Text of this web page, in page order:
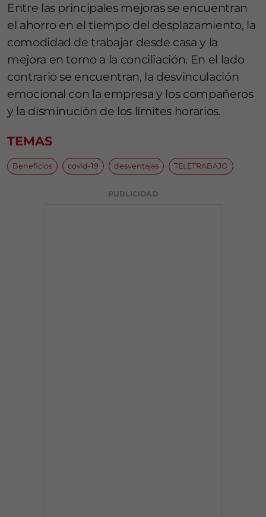
Entre las principales mejoras se encuentran
el ahorro en el tiempo del desplazamiento, la
comodidad de trabajar desde casa y la
mejora en torno a la conciliación. En el lado
contrario se encuentran, la desvinculación
emocional con la empresa y los compañeros
y la disminución de los límites horarios.
TEMAS
Beneficios covid-19 desventajas TELETRABAJO
PUBLICIDAD